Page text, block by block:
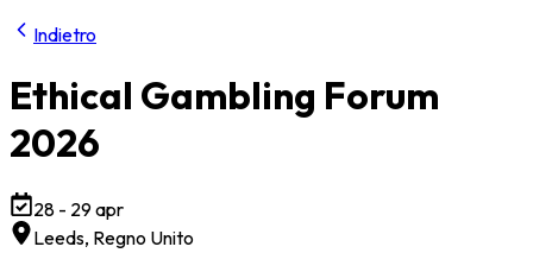
Indietro
Ethical Gambling Forum
2026
28 - 29 apr
Leeds, Regno Unito